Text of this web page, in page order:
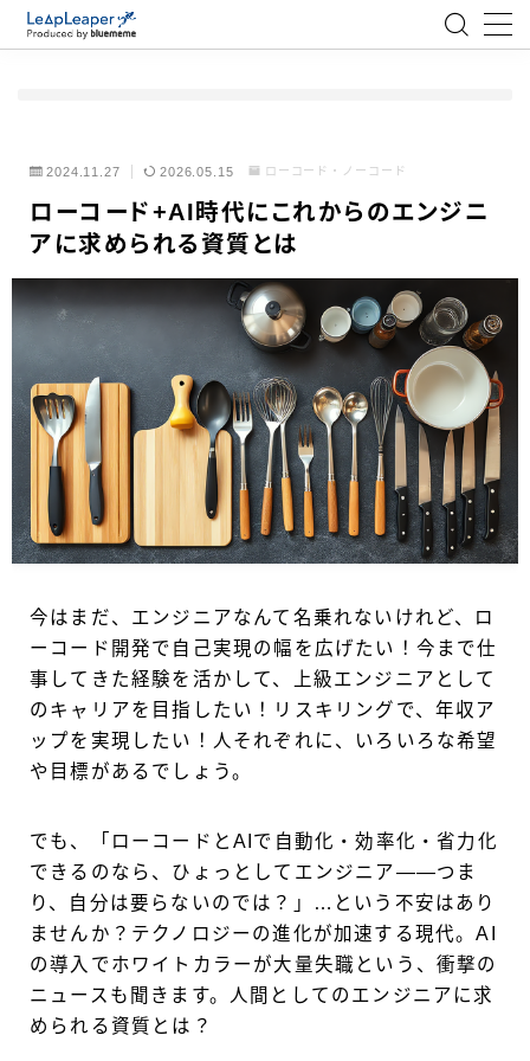
エンジニア
AI
アジャイル
テクノロジー
BlueMeme
2024.11.27 2026.05.15 ローコード・ノーコード
ローコード+AI時代にこれからのエンジニ
アに求められる資質とは
今はまだ、エンジニアなんて名乗れないけれど、ロ
ーコード開発で自己実現の幅を広げたい！今まで仕
事してきた経験を活かして、上級エンジニアとして
のキャリアを目指したい！リスキリングで、年収ア
ップを実現したい！人それぞれに、いろいろな希望
や目標があるでしょう。
でも、「ローコードとAIで自動化・効率化・省力化
できるのなら、ひょっとしてエンジニア——つま
り、自分は要らないのでは？」…という不安はあり
ませんか？テクノロジーの進化が加速する現代。AI
の導入でホワイトカラーが大量失職という、衝撃の
ニュースも聞きます。人間としてのエンジニアに求
められる資質とは？